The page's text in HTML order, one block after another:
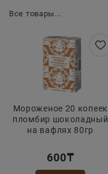
Все товары...
Мороженое 20 копеек
пломбир шоколадный
на вафлях 80гр
600₸